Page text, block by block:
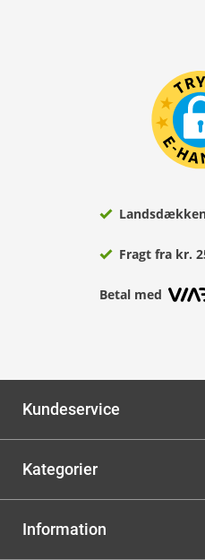
Fragt fra kr.
Betal med
Kundeservice
Kategorier
Information